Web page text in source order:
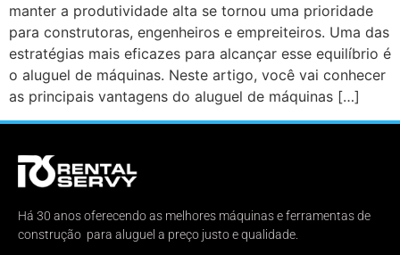
manter a produtividade alta se tornou uma prioridade
para construtoras, engenheiros e empreiteiros. Uma das
estratégias mais eficazes para alcançar esse equilíbrio é
o aluguel de máquinas. Neste artigo, você vai conhecer
as principais vantagens do aluguel de máquinas […]
Há 30 anos oferecendo as melhores máquinas e ferramentas de
construção para aluguel a preço justo e qualidade.